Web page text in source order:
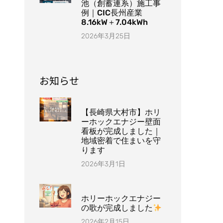
池（創蓄連系）施工事
例｜CIC長州産業
8.16kW＋7.04kWh
2026年3月25日
お知らせ
【長崎県大村市】ホリ
ーホックエナジー壁面
看板が完成しました｜
地域密着で住まいを守
ります
2026年3月1日
ホリーホックエナジー
の歌が完成しました